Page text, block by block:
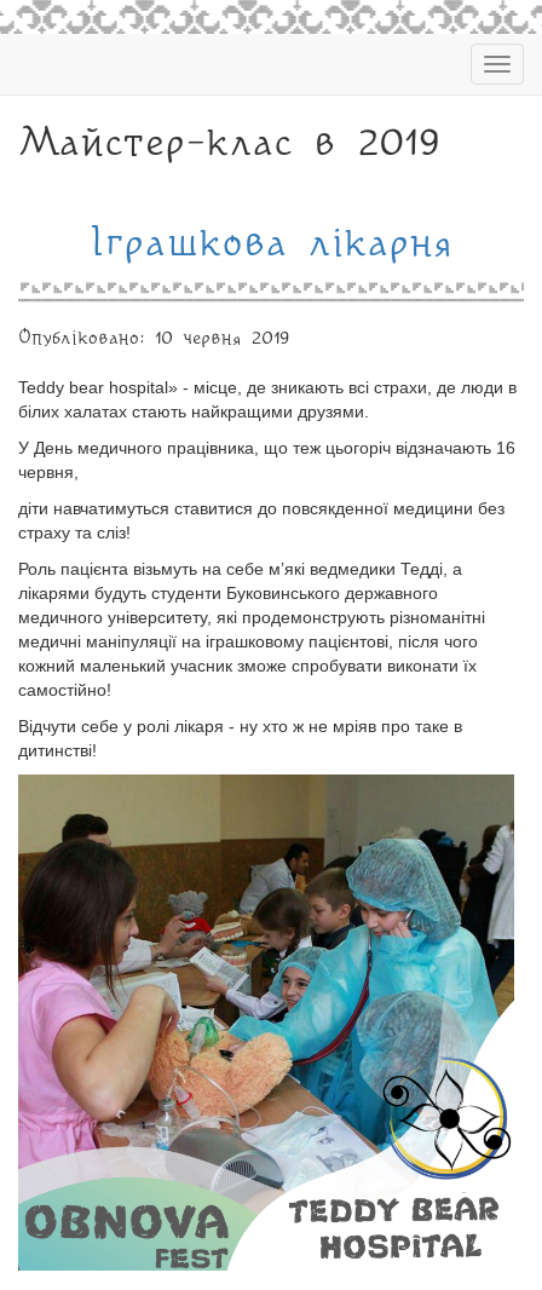
Майстер-клас в 2019
Іграшкова лікарня
Опубліковано: 10 червня 2019
Teddy bear hospital» - місце, де зникають всі страхи, де люди в
білих халатах стають найкращими друзями.
У День медичного працівника, що теж цьогоріч відзначають 16
червня,
діти навчатимуться ставитися до повсякденної медицини без
страху та сліз!
Роль пацієнта візьмуть на себе м’які ведмедики Тедді, а
лікарями будуть студенти Буковинського державного
медичного університету, які продемонструють різноманітні
медичні маніпуляції на іграшковому пацієнтові, після чого
кожний маленький учасник зможе спробувати виконати їх
самостійно!
Відчути себе у ролі лікаря - ну хто ж не мріяв про таке в
дитинстві!